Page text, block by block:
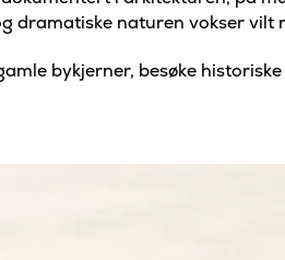
dramatiske naturen vokser vilt
bykjerner, besøke